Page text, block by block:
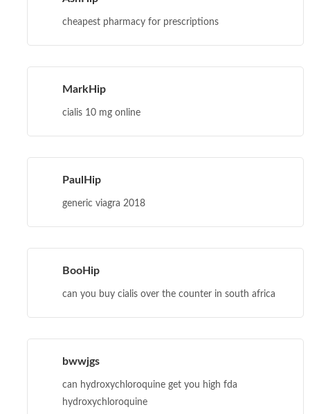
cheapest pharmacy for prescriptions
MarkHip
cialis 10 mg online
PaulHip
generic viagra 2018
BooHip
can you buy cialis over the counter in south africa
bwwjgs
can hydroxychloroquine get you high fda
hydroxychloroquine